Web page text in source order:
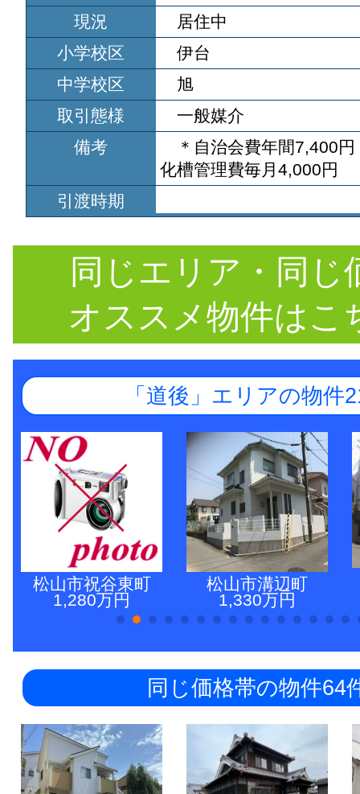
現況
居住中
小学校区
伊台
中学校区
旭
取引態様
一般媒介
備考
＊自治会費年間7,400
化槽管理費毎月4,000円
引渡時期
同じエリア・同じ
オススメ物件はこ
「道後」エリアの物件
松山市祝谷東町
1,280万円
松山市溝辺町
1,330万円
同じ価格帯の物件64